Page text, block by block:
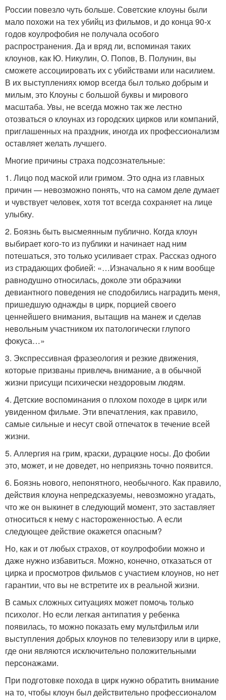
России повезло чуть больше. Советские клоуны были
мало похожи на тех убийц из фильмов, и до конца 90-х
годов коулрофобия не получала особого
распространения. Да и вряд ли, вспоминая таких
клоунов, как Ю. Никулин, О. Попов, В. Полунин, вы
сможете ассоциировать их с убийствами или насилием.
В их выступлениях юмор всегда был только добрым и
милым, это Клоуны с большой буквы и мирового
масштаба. Увы, не всегда можно так же лестно
отозваться о клоунах из городских цирков или компаний,
приглашенных на праздник, иногда их профессионализм
оставляет желать лучшего.
Многие причины страха подсознательные:
1. Лицо под маской или гримом. Это одна из главных
причин — невозможно понять, что на самом деле думает
и чувствует человек, хотя тот всегда сохраняет на лице
улыбку.
2. Боязнь быть высмеянным публично. Когда клоун
выбирает кого-то из публики и начинает над ним
потешаться, это только усиливает страх. Рассказ одного
из страдающих фобией: «…Изначально я к ним вообще
равнодушно относилась, доколе эти образчики
девиантного поведения не сподобились наградить меня,
пришедшую однажды в цирк, порцией своего
ценнейшего внимания, вытащив на манеж и сделав
невольным участником их патологически глупого
фокуса…»
3. Экспрессивная фразеология и резкие движения,
которые призваны привлечь внимание, а в обычной
жизни присущи психически нездоровым людям.
4. Детские воспоминания о плохом походе в цирк или
увиденном фильме. Эти впечатления, как правило,
самые сильные и несут свой отпечаток в течение всей
жизни.
5. Аллергия на грим, краски, дурацкие носы. До фобии
это, может, и не доведет, но неприязнь точно появится.
6. Боязнь нового, непонятного, необычного. Как правило,
действия клоуна непредсказуемы, невозможно угадать,
что же он выкинет в следующий момент, это заставляет
относиться к нему с настороженностью. А если
следующее действие окажется опасным?
Но, как и от любых страхов, от коулрофобии можно и
даже нужно избавиться. Можно, конечно, отказаться от
цирка и просмотров фильмов с участием клоунов, но нет
гарантии, что вы не встретите их в реальной жизни.
В самых сложных ситуациях может помочь только
психолог. Но если легкая антипатия у ребенка
появилась, то можно показать ему мультфильм или
выступления добрых клоунов по телевизору или в цирке,
где они являются исключительно положительными
персонажами.
При подготовке похода в цирк нужно обратить внимание
на то, чтобы клоун был действительно профессионалом